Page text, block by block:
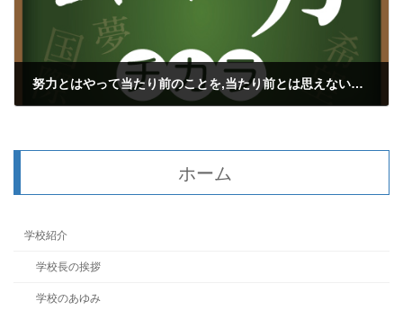
努力とはやって当たり前のことを,当たり前とは思えないほどの情熱でやり続けること
ホーム
学校紹介
学校長の挨拶
学校のあゆみ